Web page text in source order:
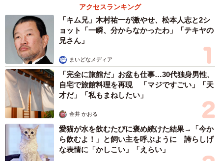
アクセスランキング
「キム兄」木村祐一が激やせ、松本人志と2シ
ョット「一瞬、分からなかったわ」「テキヤの
兄さん」
まいどなメディア
「完全に旅館だ」お盆も仕事…30代独身男性、
自宅で旅館料理を再現 「マジですごい」「天
才だ」「私もまねしたい」
金井 かおる
愛猫が水を飲むたびに褒め続けた結果→「今か
ら飲むよ！」と飼い主を呼ぶように 誇らしげ
な表情に「かしこい」「えらい」